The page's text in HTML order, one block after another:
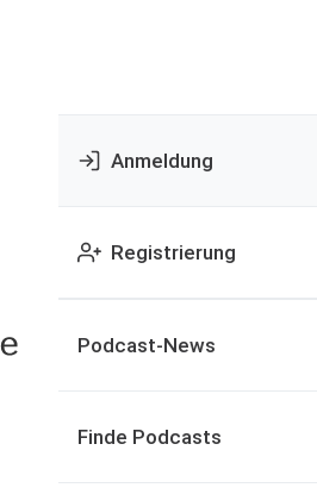
Anmeldung
Registrierung
Podcast-News
Finde Podcasts